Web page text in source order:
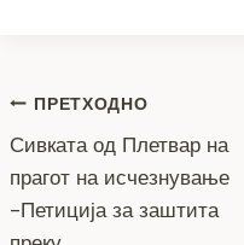
b
o
o
k
g
er
Навигација
на
напис
ПРЕТХОДНО
Сивката од Плетвар на
прагот на исчезнување
-Петиција за заштита